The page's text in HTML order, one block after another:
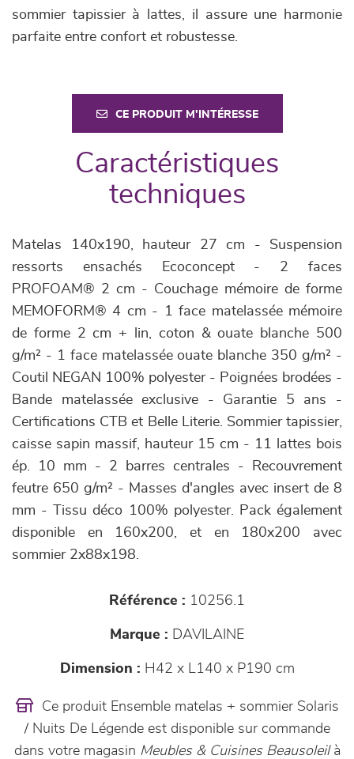
sommier tapissier à lattes, il assure une harmonie
parfaite entre confort et robustesse.
CE PRODUIT M'INTÉRESSE
Caractéristiques
techniques
Matelas 140x190, hauteur 27 cm - Suspension
ressorts ensachés Ecoconcept - 2 faces
PROFOAM® 2 cm - Couchage mémoire de forme
MEMOFORM® 4 cm - 1 face matelassée mémoire
de forme 2 cm + lin, coton & ouate blanche 500
g/m² - 1 face matelassée ouate blanche 350 g/m² -
Coutil NEGAN 100% polyester - Poignées brodées -
Bande matelassée exclusive - Garantie 5 ans -
Certifications CTB et Belle Literie. Sommier tapissier,
caisse sapin massif, hauteur 15 cm - 11 lattes bois
ép. 10 mm - 2 barres centrales - Recouvrement
feutre 650 g/m² - Masses d'angles avec insert de 8
mm - Tissu déco 100% polyester. Pack également
disponible en 160x200, et en 180x200 avec
sommier 2x88x198.
Référence : 10256.1
Marque : DAVILAINE
Dimension : H42 x L140 x P190 cm
Ce produit Ensemble matelas + sommier Solaris
/ Nuits De Légende est disponible sur commande
dans votre magasin Meubles & Cuisines Beausoleilà